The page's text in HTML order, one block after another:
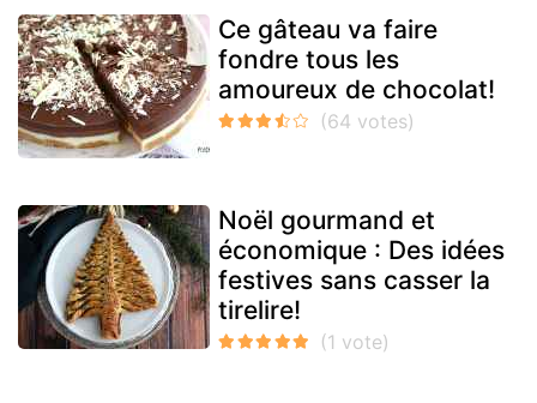
Ce gâteau va faire
fondre tous les
amoureux de chocolat!
Noël gourmand et
économique : Des idées
festives sans casser la
tirelire!